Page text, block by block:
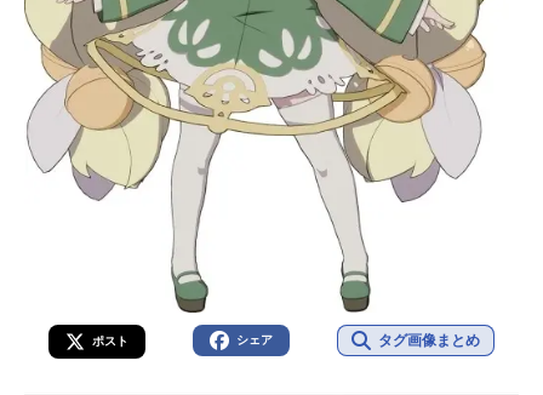
ポスト シェア タグ画像まとめ